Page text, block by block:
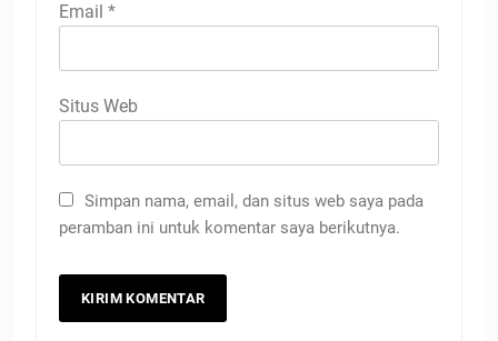
Email *
Situs Web
Simpan nama, email, dan situs web saya pada
peramban ini untuk komentar saya berikutnya.